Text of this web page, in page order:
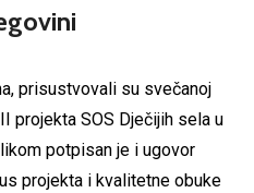
prisustvovali su svečanoj
projekta SOS Dječijih sela u
potpisan je i ugovor
projekta i kvalitetne obuke